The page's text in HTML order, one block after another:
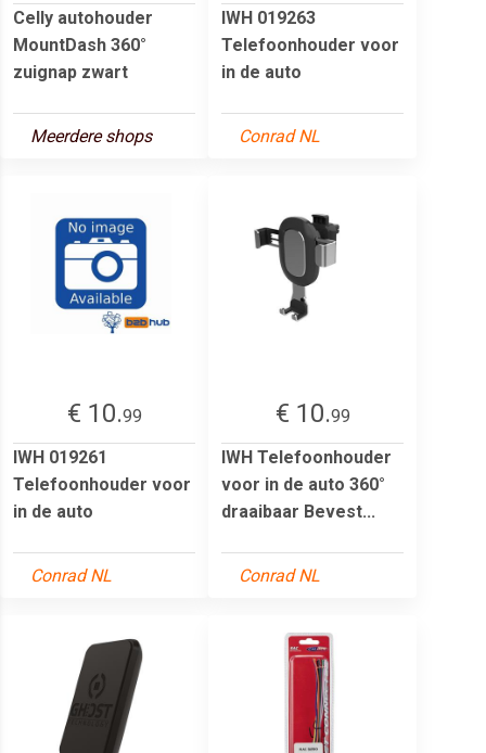
Celly autohouder
MountDash 360°
zuignap zwart
Meerdere shops
IWH 019263
Telefoonhouder voor
in de auto
Conrad NL
€ 10.99
IWH 019261
Telefoonhouder voor
in de auto
Conrad NL
€ 10.99
IWH Telefoonhouder
voor in de auto 360°
draaibaar Bevest...
Conrad NL